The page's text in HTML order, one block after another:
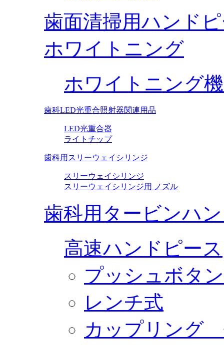
歯面清掃用ハンド
ホワイトニング
ホワイトニング
歯科LED光重合照射器関連用品
LED光重合器
ライトチップ
歯科用スリーウェイシリンジ
スリーウェイシリンジ
スリーウェイシリンジ用 ノズル
歯科用タービンハ
高速ハンドピース
プッシュボタン
レンチ式
カップリング